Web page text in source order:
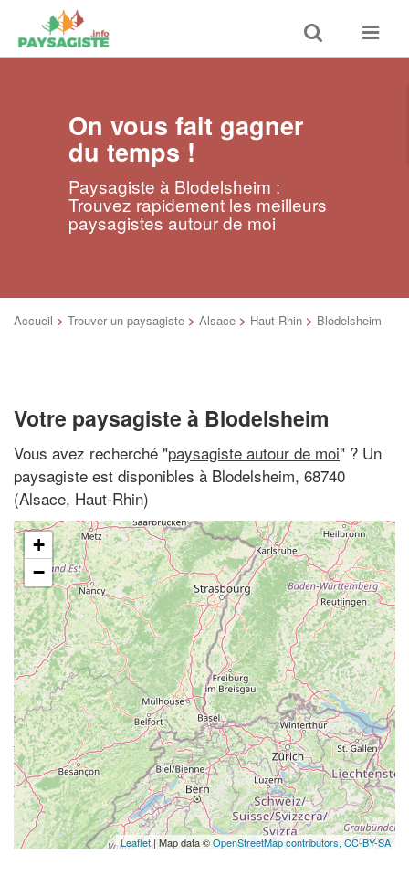
Toggle
search
Toggle
On vous fait gagner
du temps !
Paysagiste à Blodelsheim :
Trouvez rapidement les meilleurs
paysagistes autour de moi
Accueil > Trouver un paysagiste > Alsace > Haut-Rhin > Blodelsheim
Votre paysagiste à Blodelsheim
Vous avez recherché "paysagiste autour de moi" ? Un
paysagiste est disponibles à Blodelsheim, 68740
(Alsace, Haut-Rhin)
+
−
Leaflet| Map data ©OpenStreetMap contributors, CC-BY-SA